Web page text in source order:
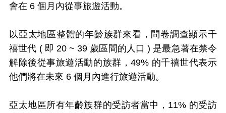
會在 6 個月內從事旅遊活動。
以亞太地區整體的年齡族群來看，問卷調查顯示千
禧世代 ( 即 20 ~ 39 歲區間的人口 ) 是最急著在禁令
解除後從事旅遊活動的族群，49% 的千禧世代表示
他們將在未來 6 個月內進行旅遊活動。
亞太地區所有年齡族群的受訪者當中，11% 的受訪